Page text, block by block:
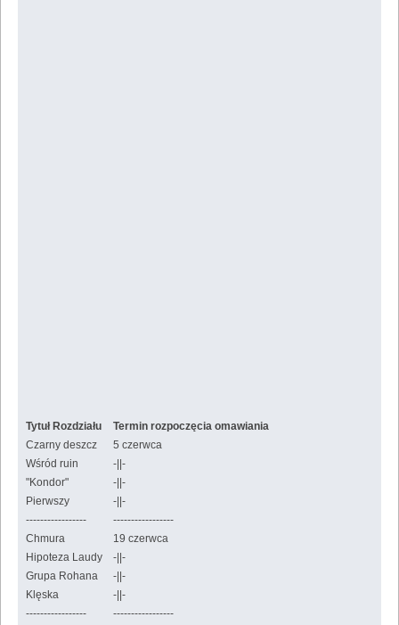
Tytuł Rozdziału
Termin rozpoczęcia omawiania
Czarny deszcz
5 czerwca
Wśród ruin
-||-
"Kondor"
-||-
Pierwszy
-||-
-----------------
-----------------
Chmura
19 czerwca
Hipoteza Laudy
-||-
Grupa Rohana
-||-
Klęska
-||-
-----------------
-----------------